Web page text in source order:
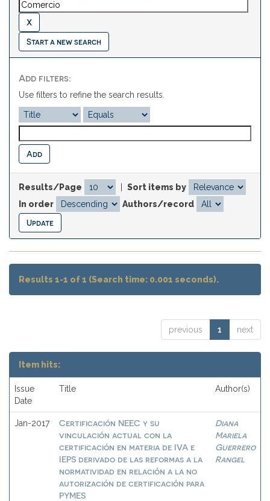
Start a new search
Add filters:
Use filters to refine the search results.
Results/Page
Sort items by
In order
Authors/record
Results 1-1 of 1 (Search time: 0.001 seconds).
previous 1 next
Item hits:
Issue
Date
Title Author(s)
Jan-2017
Certificación NEEC y su
vinculación actual con la
certificación en materia de IVA e
IEPS derivado de las reformas a la
normatividad en relación a la no
autorización de certificación para
PYMES
Diana
Mariela
Guerrero
Rangel